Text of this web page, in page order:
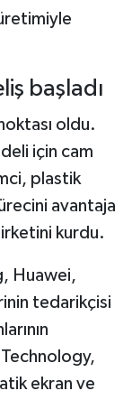
başladı
oldu.
için cam
plastik
avantaja
kurdu.
Huawei,
tedarikçisi
ekran ve